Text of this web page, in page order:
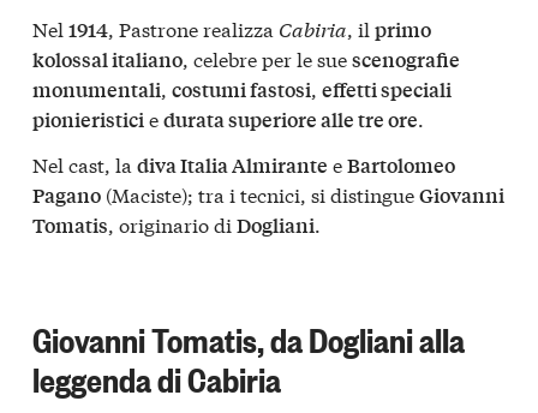
Nel 1914, Pastrone realizza Cabiria, il primo
kolossal italiano, celebre per le suescenografie
monumentali, costumi fastosi, effetti speciali
pionieristiciedurata superiore alle tre ore.
Nel cast, la diva Italia Almirante eBartolomeo
Pagano (Maciste); tra i tecnici, si distingueGiovanni
Tomatis, originario di Dogliani.
Giovanni Tomatis, da Dogliani alla
leggenda di Cabiria